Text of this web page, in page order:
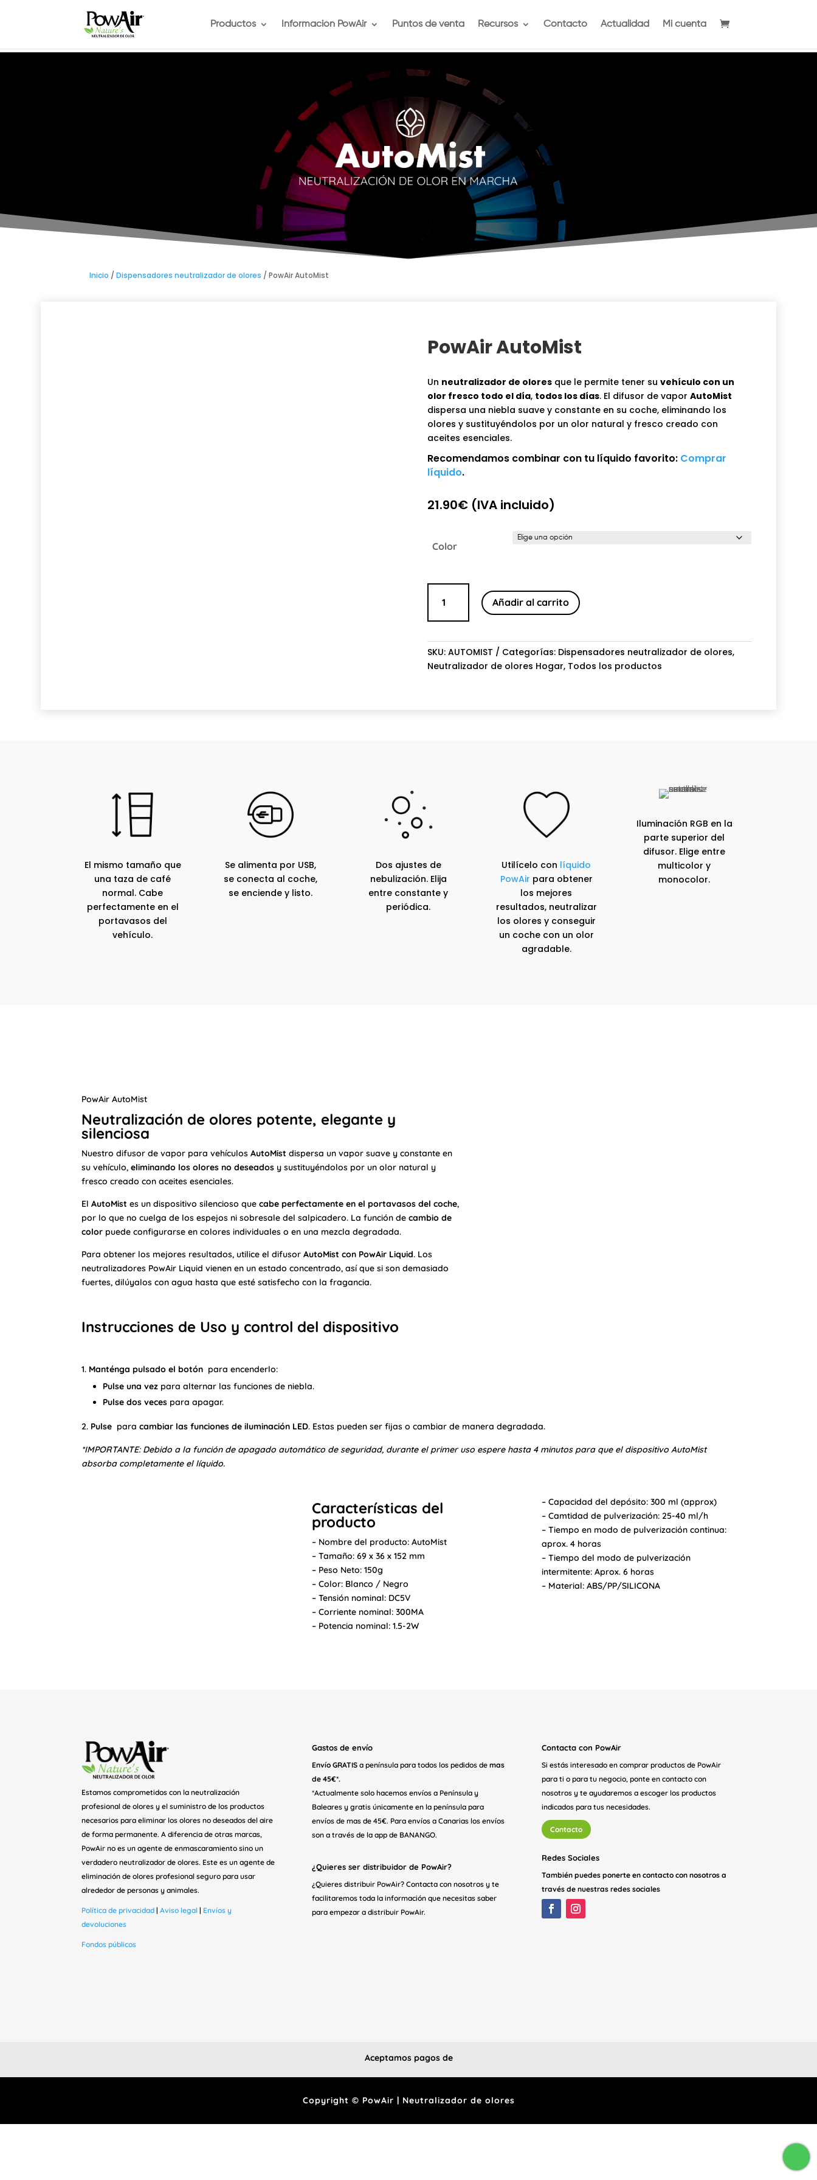
Productos Información PowAir Puntos de venta Recursos Contacto Actualidad Mi cuenta
Inicio / Dispensadores neutralizador de olores / PowAir AutoMist
PowAir AutoMist
Un neutralizador de olores que le permite tener suvehículo con un
olor fresco todo el día, todos los días. El difusor de vaporAutoMist
dispersa una niebla suave y constante en su coche, eliminando los
olores y sustituyéndolos por un olor natural y fresco creado con
aceites esenciales.
Recomendamos combinar con tu líquido favorito: Comprar
líquido.
21.90€ (IVA incluido)
Color
AutoMist
cantidad
Añadir al carrito
SKU:AUTOMIST Categorías: Dispensadores neutralizador de olores,
Neutralizador de olores Hogar, Todos los productos
El mismo tamaño que
una taza de café
normal. Cabe
perfectamente en el
portavasos del
vehículo.
Se alimenta por USB,
se conecta al coche,
se enciende y listo.
Dos ajustes de
nebulización. Elija
entre constante y
periódica.
Utilícelo con líquido
PowAir para obtener
los mejores
resultados, neutralizar
los olores y conseguir
un coche con un olor
agradable.
Iluminación RGB en la
parte superior del
difusor. Elige entre
multicolor y
monocolor.
PowAir AutoMist
Neutralización de olores potente, elegante y
silenciosa
Nuestro difusor de vapor para vehículosAutoMist dispersa un vapor suave y constante en
su vehículo,eliminando los olores no deseados y sustituyéndolos por un olor natural y
fresco creado con aceites esenciales.
ElAutoMist es un dispositivo silencioso quecabe perfectamente en el portavasos del coche,
por lo que no cuelga de los espejos ni sobresale del salpicadero. La función decambio de
color puede configurarse en colores individuales o en una mezcla degradada.
Para obtener los mejores resultados, utilice el difusorAutoMist con PowAir Liquid. Los
neutralizadores PowAir Liquid vienen en un estado concentrado, así que si son demasiado
fuertes, dilúyalos con agua hasta que esté satisfecho con la fragancia.
Instrucciones de Uso y control del dispositivo
Manténga pulsado el botón para encenderlo:
Pulse una vez para alternar las funciones de niebla.
Pulse dos veces para apagar.
Pulse paracambiar las funciones de iluminación LED. Estas pueden ser fijas o cambiar de manera degradada.
*IMPORTANTE: Debido a la función de apagado automático de seguridad, durante el primer uso espere hasta 4 minutos para que el dispositivo AutoMist
absorba completamente el líquido.
Características del
producto
– Nombre del producto: AutoMist
– Tamaño: 69 x 36 x 152 mm
– Peso Neto: 150g
– Color: Blanco / Negro
– Tensión nominal: DC5V
– Corriente nominal: 300MA
– Potencia nominal: 1.5-2W
– Capacidad del depósito: 300 ml (approx)
– Camtidad de pulverización: 25-40 ml/h
– Tiempo en modo de pulverización continua:
aprox. 4 horas
– Tiempo del modo de pulverización
intermitente: Aprox. 6 horas
– Material: ABS/PP/SILICONA
Estamos comprometidos con la neutralización
profesional de olores y el suministro de los productos
necesarios para eliminar los olores no deseados del aire
de forma permanente. A diferencia de otras marcas,
PowAir no es un agente de enmascaramiento sino un
verdadero neutralizador de olores. Este es un agente de
eliminación de olores profesional seguro para usar
alrededor de personas y animales.
Política de privacidad |Aviso legal | Envíos y
devoluciones
Fondos públicos
Gastos de envío
Envío GRATISa península para todos los pedidos de mas
de 45€*.
*Actualmente solo hacemos envíos a Península y
Baleares y gratis únicamente en la península para
envíos de mas de 45€. Para envíos a Canarias los envíos
son a través de la app de BANANGO.
¿Quieres ser distribuidor de PowAir?
¿Quieres distribuir PowAir? Contacta con nosotros y te
facilitaremos toda la información que necesitas saber
para empezar a distribuir PowAir.
Contacta con PowAir
Si estás interesado en comprar productos de PowAir
para ti o para tu negocio, ponte en contacto con
nosotros y te ayudaremos a escoger los productos
indicados para tus necesidades.
Contacto
Redes Sociales
También puedes ponerte en contacto con nosotros a
través de nuestras redes sociales
Aceptamos pagos de
Copyright © PowAir | Neutralizador de olores